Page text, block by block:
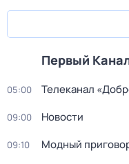
Первый
05:00 Телеканал
09:00 Новости
09:10 Модный